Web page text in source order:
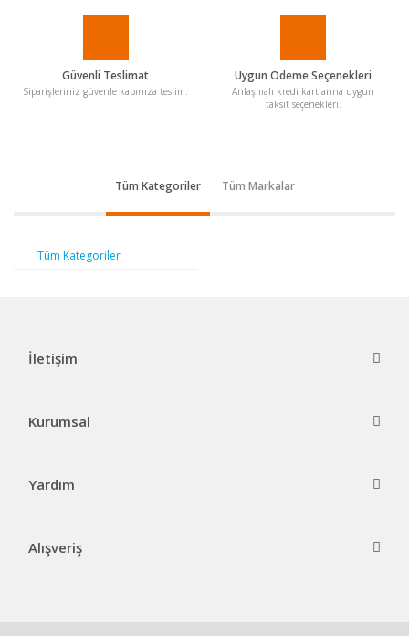
Güvenli Teslimat
Siparişleriniz güvenle kapınıza teslim.
Uygun Ödeme Seçenekleri
Anlaşmalı kredi kartlarına uygun
taksit seçenekleri.
Tüm Kategoriler Tüm Markalar
Tüm Kategoriler
İletişim
Kurumsal
Yardım
Alışveriş